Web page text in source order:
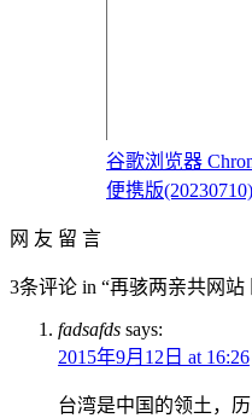
谷歌浏览器
便携版(20230710)
网 友 留 言
3条评论 in “再骇两亲共网
fadsafds says:
2015年9月12日 at 16:26
台湾是中国的领土，